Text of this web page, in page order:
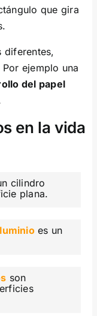
que gira
diferentes,
Por ejemplo una
del papel
en la vida
cilindro
plana.
es un
son